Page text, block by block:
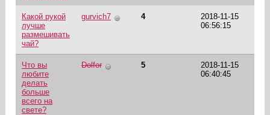
Какой рукой
лучше
размешивать
чай?
gurvich7 4
2018-11-15
06:56:15
Что вы
любите
делать
больше
всего на
свете?
Dolfor 5
2018-11-15
06:40:45